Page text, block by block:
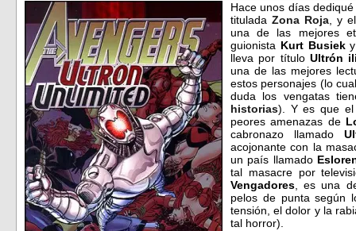
Hace unos días
titulada Zona Roja, y
una de las mejores
guionista Kurt Busieky
lleva por título Ultrón
una de las mejores
estos personajes (lo
duda los vengatas
historias). Y es que el
peores amenazas de
cabronazo llamado
acojonante con la
un país llamado
tal masacre por
Vengadores, es una
pelos de punta según
tensión, el dolor y la
tal horror).